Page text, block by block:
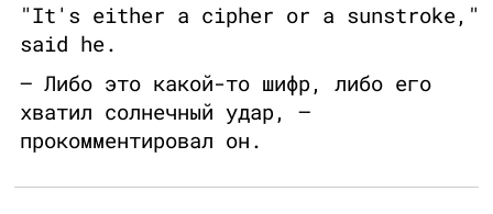
"It's either a cipher or a sunstroke,"
said he.
— Либо это какой-то шифр, либо его
хватил солнечный удар, —
прокомментировал он.